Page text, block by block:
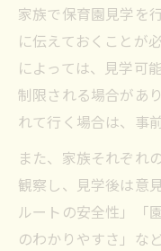
家族で保育園見学を
に伝えておくことが
によっては、見学可
制限される場合があ
れて行く場合は、事
また、家族それぞれ
観察し、見学後は意
ルートの安全性」「
のわかりやすさ」な